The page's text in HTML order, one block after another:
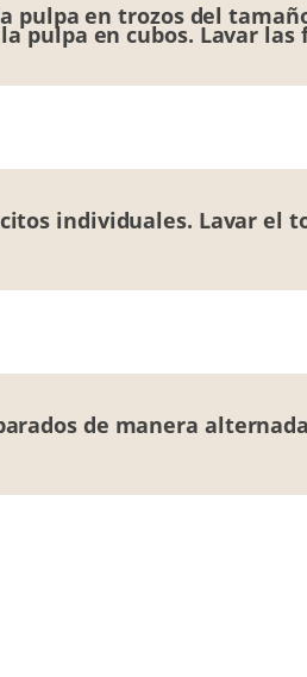
en trozos del
pulpa en cubos. Lavar las
individuales. Lavar el
de manera